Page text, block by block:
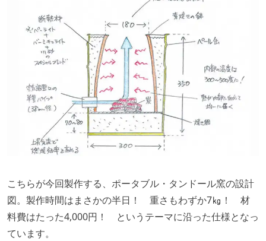
こちらが今回製作する、ポータブル・タンドール窯の設計
図。製作時間はまさかの半日！ 重さもわずか7㎏ ！ 材
料費はたった4,000円！ というテーマに沿った仕様となっ
ています。